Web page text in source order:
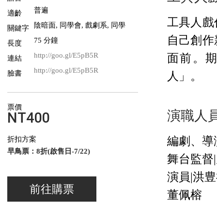
適齡 普遍
關鍵字 陰暗面, 同學會, 戲劇系, 同學
長度 75 分鐘
連結 http://goo.gl/E5pB5R
臉書 http://goo.gl/E5pB5R
票價
NT400
折扣方案
早鳥票：8折(啟售日-7/22)
前往購票
工具人
自己創
面前。
人」。
演職人
編劇、導
舞台監督
演員|洪
董佩榕